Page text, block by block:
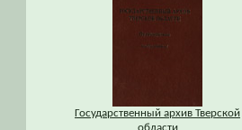
Государственный архив Тверской